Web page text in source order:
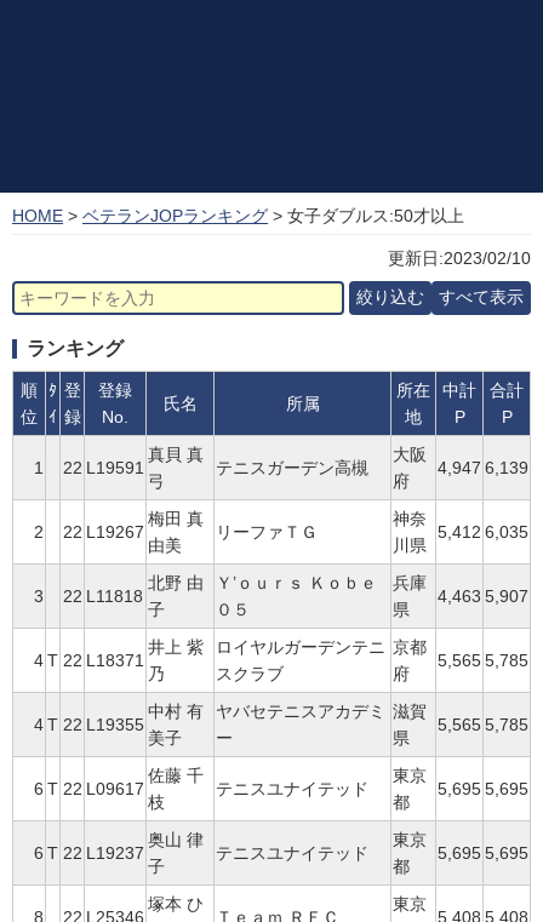
HOME > ベテランJOPランキング > 女子ダブルス:50才以上
更新日:2023/02/10
ランキング
順
位
ﾀ
ｲ
登
録
登録
No.
氏名 所属
所在
地
中計
P
合計
P
1 22 L19591
真貝 真
弓
テニスガーデン高槻
大阪
府
4,947 6,139
2 22 L19267
梅田 真
由美
リーファＴＧ
神奈
川県
5,412 6,035
3 22 L11818
北野 由
子
Ｙ’ｏｕｒｓ Ｋｏｂｅ
０５
兵庫
県
4,463 5,907
4T 22 L18371
井上 紫
乃
ロイヤルガーデンテニ
スクラブ
京都
府
5,5655,785
4T 22 L19355
中村 有
美子
ヤバセテニスアカデミ
ー
滋賀
県
5,5655,785
6 T 22 L09617
佐藤 千
枝
テニスユナイテッド
東京
都
5,6955,695
6 T 22 L19237
奥山 律
子
テニスユナイテッド
東京
都
5,6955,695
8 22 L25346
塚本 ひ
Ｔｅａｍ ＲＥＣ
東京
5,408 5,408